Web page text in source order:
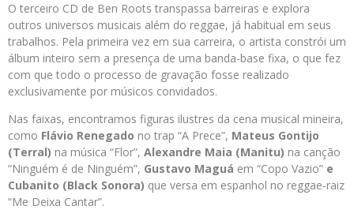
O terceiro CD de Ben Roots transpassa barreiras e explora
outros universos musicais além do reggae, já habitual em seus
trabalhos. Pela primeira vez em sua carreira, o artista constrói um
álbum inteiro sem a presença de uma banda-base fixa, o que fez
com que todo o processo de gravação fosse realizado
exclusivamente por músicos convidados.
Nas faixas, encontramos figuras ilustres da cena musical mineira,
como Flávio Renegado no trap “A Prece”, Mateus Gontijo
(Terral) na música “Flor”, Alexandre Maia (Manitu) na canção
“Ninguém é de Ninguém”, Gustavo Maguá em “Copo Vazio” e
Cubanito (Black Sonora) que versa em espanhol no reggae-raiz
“Me Deixa Cantar”.